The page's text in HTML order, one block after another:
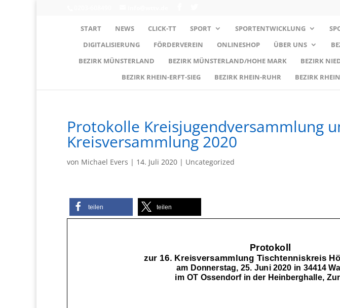
START NEWS CLICK-TT SPORT SPORTENTWICKLUNG
DIGITALISIERUNG
FÖRDERVEREIN ONLINESHOP ÜBER UNS
BEZIRK MÜNSTERLAND
BEZIRK MÜNSTERLAND/HOHE MARK BEZIRK
BEZIRK RHEIN-ERFT-SIEG
BEZIRK RHEIN-RUHR BEZIRK
Protokolle Kreisjugendversammlung
Kreisversammlung 2020
von Michael Evers | 14. Juli 2020 | Uncategorized
teilen teilen